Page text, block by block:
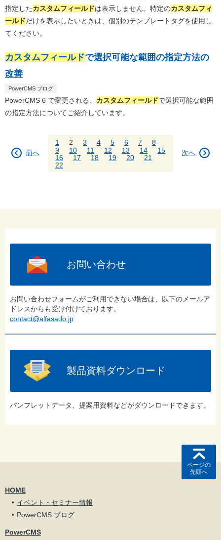
指定したカスタムフィールドは表示しません。特定のカスタムフィ
ールドだけを表示したいときは、個別のテンプレートタグを使用し
てください。
カスタムフィールドで選択可能な範囲の指定方法の
改善
PowerCMS ブログ
PowerCMS 6 で変更される、 カスタムフィールドで選択可能な範囲
の指定方法についてご紹介しています。
前へ
1 2 3 4 5 6 7
8
9
10 11 12 13 14
15
16
17 18 19 20
21
22
次へ
お問い合わせ
お問い合わせフォームがご利用できない場合は、以下のメールア
ドレスからも受け付けております。
contact@alfasado.jp
製品資料ダウンロード
パンフレットデータ、提案用資料などがダウンロードできます。
ページの
先頭へ
HOME
イベント・セミナー情報
PowerCMS ブログ
PowerCMS